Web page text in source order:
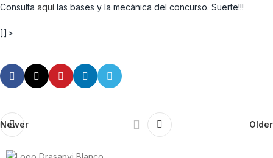
Consulta aquí las bases y la mecánica del concurso. Suerte!!!
]]>
Newer Older